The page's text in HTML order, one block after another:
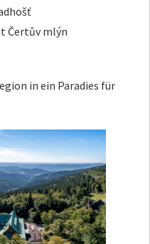
Čertův mlýn
in ein Paradies für